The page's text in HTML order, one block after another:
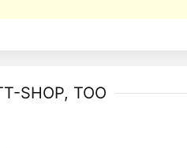
SHOP, ТОО